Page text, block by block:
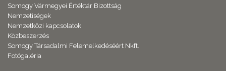
Somogy Vármegyei Értéktár Bizottság
Nemzetiségek
Nemzetközi kapcsolatok
Közbeszerzés
Somogy Társadalmi Felemelkedéséért Nkft.
Fotógaléria